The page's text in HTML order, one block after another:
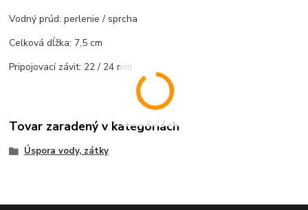
Vodný prúd: perlenie / sprcha
Celková dĺžka: 7,5 cm
Pripojovací závit: 22 / 24 mm
Tovar zaradený v kategóriách
Úspora vody, zátky